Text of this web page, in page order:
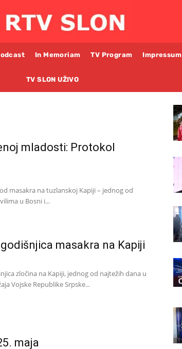
In Memoriam TV Program Impressum
TV SLON UŽIVO
mladosti: Protokol
masakra na tuzlanskoj Kapiji – jednog od
u Bosni i...
masakra na Kapiji
zločina na Kapiji, jednog od najtežih dana u
Vojske Republike Srpske...
maja